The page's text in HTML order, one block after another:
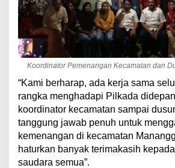
Koordinator Pemenangan Kecamatan dan
“Kami berharap, ada kerja sama
rangka menghadapi Pilkada
koordinator kecamatan sampai
tanggung jawab penuh untuk
kemenangan di kecamatan
haturkan banyak terimakasih
saudara semua”.